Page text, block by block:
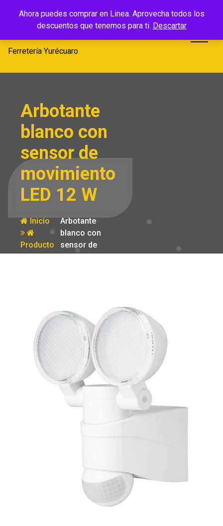
Ahora puedes comprar en Linea. Aprovecha todos los
descuentos que tenemos para ti. Descartar
Ferretería
Yurécuaro
Ferretería Yurécuaro
Arbotante
blanco con
sensor de
movimiento
LED 12 W
Inicio
Producto
Arbotante
blanco con
sensor de
movimiento